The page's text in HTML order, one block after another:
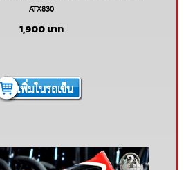
ATX830 อลูมีเนียม
ATX830
1,900 บาท
เพิ่มในรถเข็น